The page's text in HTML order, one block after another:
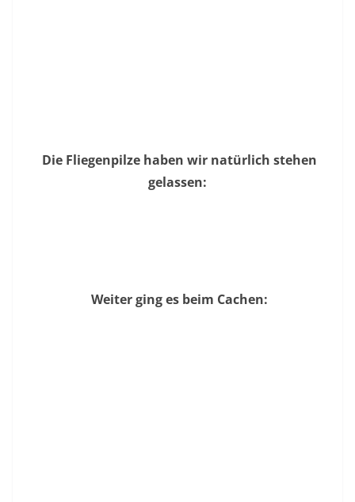
Die Fliegenpilze haben wir natürlich stehen
gelassen:
Weiter ging es beim Cachen: